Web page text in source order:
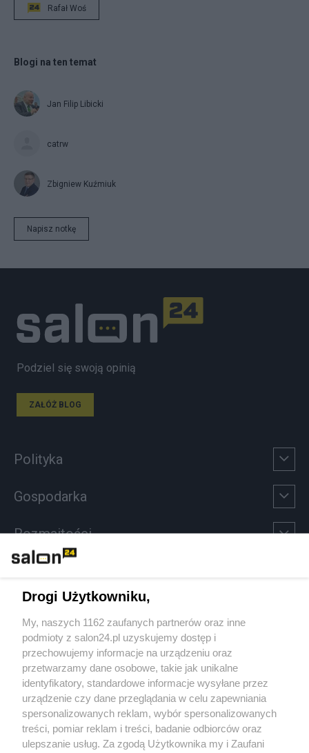
Rafał Woś
Blogi na ten temat
Jan Filip Libicki
catrw
Zbigniew Kuźmiuk
Napisz notkę
Podziel się swoją opinią
ZAŁÓŻ BLOG
Polityka
Gospodarka
Rozmaitości
Sport
Społeczeństwo
Kultura
X Facebook Instagram Youtube
Drogi Użytkowniku,
My, naszych 1162 zaufanych partnerów oraz inne
podmioty z salon24.pl uzyskujemy dostęp i
przechowujemy informacje na urządzeniu oraz
przetwarzamy dane osobowe, takie jak unikalne
identyfikatory, standardowe informacje wysyłane przez
urządzenie czy dane przeglądania w celu zapewniania
spersonalizowanych reklam, wybór spersonalizowanych
treści, pomiar reklam i treści, badanie odbiorców oraz
ulepszanie usług. Za zgodą Użytkownika my i Zaufani